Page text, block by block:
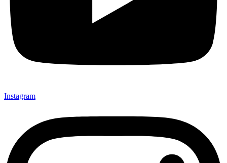
Instagram